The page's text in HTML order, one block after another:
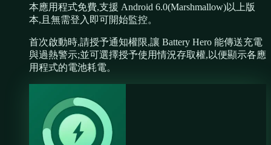
本應用程式免費,支援 Android 6.0(Marshmallow)以上版
本,且無需登入即可開始監控。
首次啟動時,請授予通知權限,讓 Battery Hero 能傳送充電
與過熱警示;並可選擇授予使用情況存取權,以便顯示各應
用程式的電池耗電。